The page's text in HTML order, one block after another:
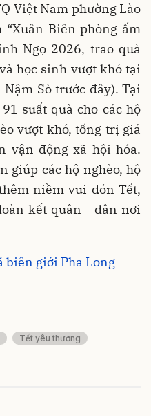
Việt Nam phường Lào
Biên phòng ấm
Ngọ 2026, trao quà
học sinh vượt khó tại
Sò trước đây). Tại
suất quà cho các hộ
vượt khó, tổng trị giá
vận động xã hội hóa.
giúp các hộ nghèo, hộ
niềm vui đón Tết,
kết quân - dân nơi
biên giới Pha Long
Tết yêu thương